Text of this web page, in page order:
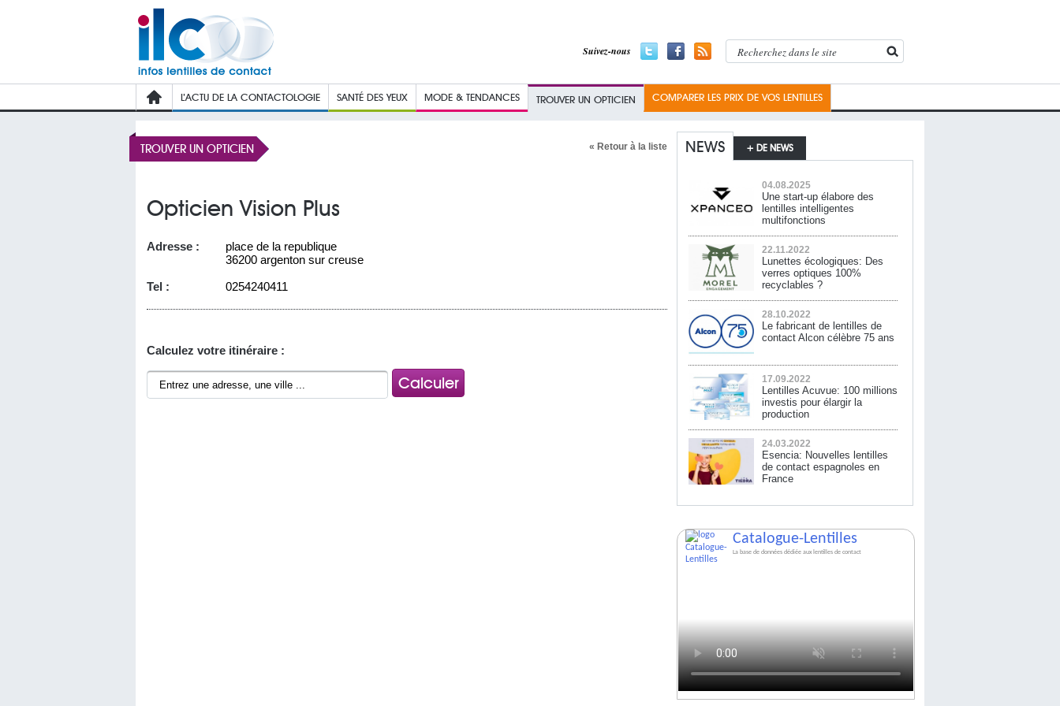
Suivez-nous
L’ACTU DE LA CONTACTOLOGIE SANTÉ DES YEUX MODE & TENDANCES TROUVER UN OPTICIEN COMPARER LES PRIX DE VOS LENTILLES
TROUVER UN OPTICIEN « Retour à la liste
Opticien Vision Plus
Adresse :
place de la republique
36200 argenton sur creuse
Tel :
0254240411
Calculez votre itinéraire :
NEWS + DE NEWS
04.08.2025
Une start-up élabore des
lentilles intelligentes
multifonctions
22.11.2022
Lunettes écologiques: Des
verres optiques 100%
recyclables ?
28.10.2022
Le fabricant de lentilles de
contact Alcon célèbre 75 ans
17.09.2022
Lentilles Acuvue: 100 millions
investis pour élargir la
production
24.03.2022
Esencia: Nouvelles lentilles
de contact espagnoles en
France
Catalogue-Lentilles
La base de données dédiée aux lentilles de contact